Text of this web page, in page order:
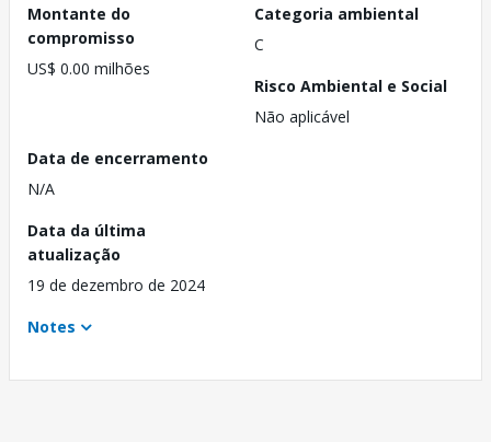
Montante do
compromisso
US$ 0.00 milhões
Categoria ambiental
C
Risco Ambiental e Social
Não aplicável
Data de encerramento
N/A
Data da última
atualização
19 de dezembro de 2024
Notes